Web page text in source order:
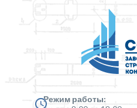
Режим работы: